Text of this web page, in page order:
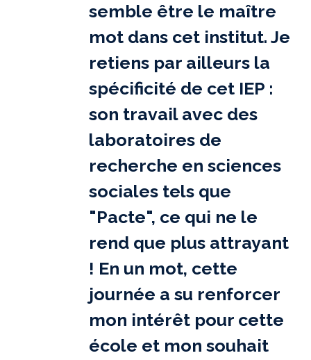
semble être le maître
mot dans cet institut. Je
retiens par ailleurs la
spécificité de cet IEP :
son travail avec des
laboratoires de
recherche en sciences
sociales tels que
"Pacte", ce qui ne le
rend que plus attrayant
! En un mot, cette
journée a su renforcer
mon intérêt pour cette
école et mon souhait